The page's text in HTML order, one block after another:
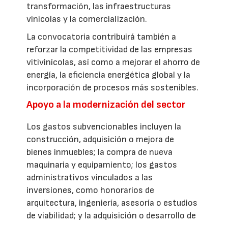
transformación, las infraestructuras
vinícolas y la comercialización.
La convocatoria contribuirá también a
reforzar la competitividad de las empresas
vitivinícolas, así como a mejorar el ahorro de
energía, la eficiencia energética global y la
incorporación de procesos más sostenibles.
Apoyo a la modernización del sector
Los gastos subvencionables incluyen la
construcción, adquisición o mejora de
bienes inmuebles; la compra de nueva
maquinaria y equipamiento; los gastos
administrativos vinculados a las
inversiones, como honorarios de
arquitectura, ingeniería, asesoría o estudios
de viabilidad; y la adquisición o desarrollo de